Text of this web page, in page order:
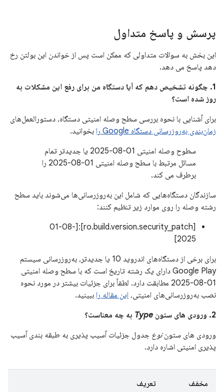
پرسش و پاسخ متداول
این بخش به سوالات متداولی که ممکن است پس از خواندن این بولتن رخ
دهد پاسخ می دهد.
1. چگونه تشخیص دهم که آیا دستگاه من برای رفع این مشکلات به
روز شده است؟
برای آشنایی با نحوه بررسی سطح وصله امنیتی دستگاه، دستورالعمل‌های
زمان‌بندی به‌روزرسانی دستگاه Google را
بخوانید.
سطوح وصله امنیتی 01-08-2025 یا جدیدتر تمام
مسائل مرتبط با سطح وصله امنیتی 01-08-2025 را
برطرف می کند.
سازندگان دستگاه‌هایی که شامل این به‌روزرسانی‌ها می‌شوند باید سطح
رشته وصله را روی موارد زیر تنظیم کنند:
[ro.build.version.security_patch]:[01-08-
2025]
برای برخی از دستگاه‌های اندروید 10 یا جدیدتر، به‌روزرسانی سیستم
Google Play دارای یک رشته تاریخ است که با سطح وصله امنیتی
01-08-2025 مطابقت دارد. لطفاً برای جزئیات بیشتر در مورد نحوه
نصب به‌روزرسانی‌های امنیتی، این مقاله را ببینید.
2. ورودی های ستون
Type به چه معناست؟
ورودی های ستوننوع جدول جزئیات آسیب پذیری به طبقه بندی آسیب
پذیری امنیتی اشاره دارد.
مخفف تعریف